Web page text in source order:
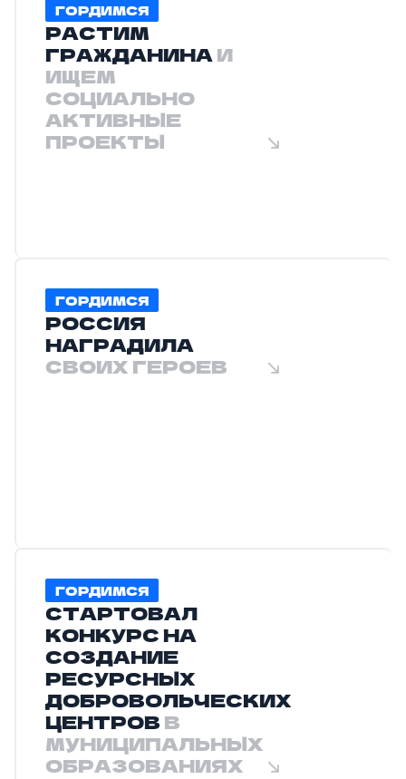
ГОРДИМСЯ
РАСТИМ
ГРАЖДАНИНАИ
ИЩЕМ
СОЦИАЛЬНО
АКТИВНЫЕ
ПРОЕКТЫ
ГОРДИМСЯ
РОССИЯ
НАГРАДИЛА
СВОИХ ГЕРОЕВ
ГОРДИМСЯ
СТАРТОВАЛ
КОНКУРС НА
СОЗДАНИЕ
РЕСУРСНЫХ
ДОБРОВОЛЬЧЕСКИХ
ЦЕНТРОВ В
МУНИЦИПАЛЬНЫХ
ОБРАЗОВАНИЯХ